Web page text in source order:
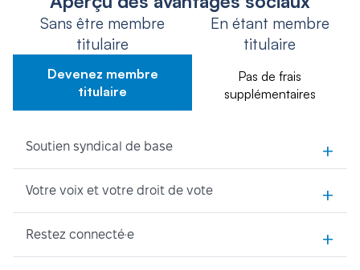
Sans être membre
titulaire
Devenez membre
titulaire
En étant membre
titulaire
Pas de frais
supplémentaires
Soutien syndical de base +
Votre voix et votre droit de vote +
Restez connecté·e +